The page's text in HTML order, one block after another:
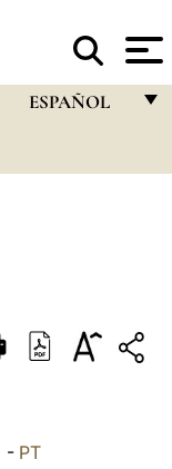
ESPAÑOL
DEUTSCH
العربيّة - PT